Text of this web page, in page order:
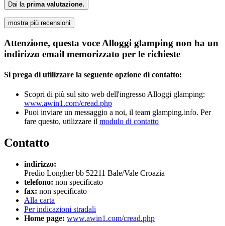
Dai la prima valutazione.
mostra più recensioni
Attenzione, questa voce Alloggi glamping non ha un
indirizzo email memorizzato per le richieste
Si prega di utilizzare la seguente opzione di contatto:
Scopri di più sul sito web dell'ingresso Alloggi glamping:
www.awin1.com/cread.php
Puoi inviare un messaggio a noi, il team glamping.info. Per
fare questo, utilizzare il modulo di contatto
Contatto
indirizzo:
Predio Longher bb 52211 Bale/Vale Croazia
telefono: non specificato
fax: non specificato
Alla carta
Per indicazioni stradali
Home page: www.awin1.com/cread.php